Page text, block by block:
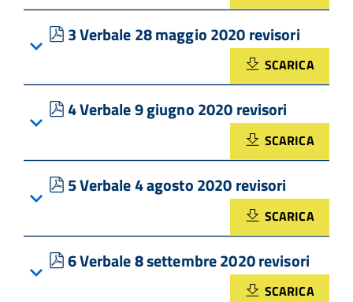
pdf
3 Verbale 28 maggio 2020 revisori
SCARICA
pdf
4 Verbale 9 giugno 2020 revisori
SCARICA
pdf
5 Verbale 4 agosto 2020 revisori
SCARICA
pdf
6 Verbale 8 settembre 2020 revisori
SCARICA